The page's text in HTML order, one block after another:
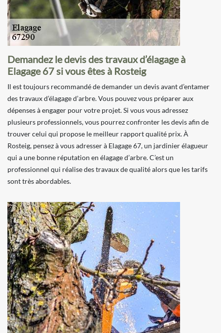
Demandez le devis des travaux d’élagage à
Elagage 67 si vous êtes à Rosteig
Il est toujours recommandé de demander un devis avant d’entamer
des travaux d’élagage d’arbre. Vous pouvez vous préparer aux
dépenses à engager pour votre projet. Si vous vous adressez
plusieurs professionnels, vous pourrez confronter les devis afin de
trouver celui qui propose le meilleur rapport qualité prix. À
Rosteig, pensez à vous adresser à Elagage 67, un jardinier élagueur
qui a une bonne réputation en élagage d’arbre. C’est un
professionnel qui réalise des travaux de qualité alors que les tarifs
sont très abordables.